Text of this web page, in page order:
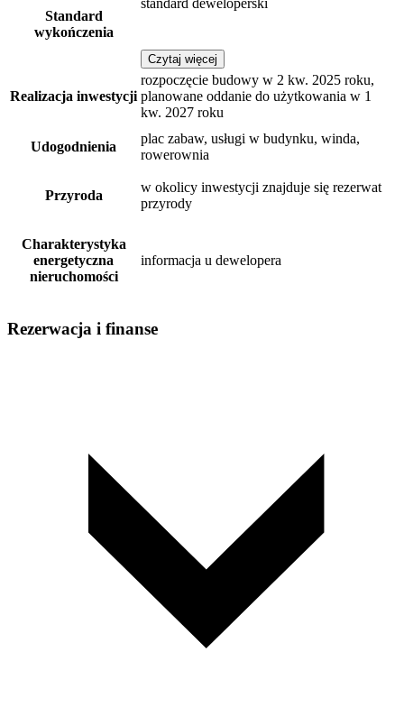
Standard
wykończenia
standard deweloperski
Czytaj więcej
Realizacja inwestycji
rozpoczęcie budowy w 2 kw. 2025 roku,
planowane oddanie do użytkowania w 1
kw. 2027 roku
Udogodnienia
plac zabaw, usługi w budynku, winda,
rowerownia
Przyroda
w okolicy inwestycji znajduje się rezerwat
przyrody
Charakterystyka
energetyczna
nieruchomości
informacja u dewelopera
Rezerwacja i finanse